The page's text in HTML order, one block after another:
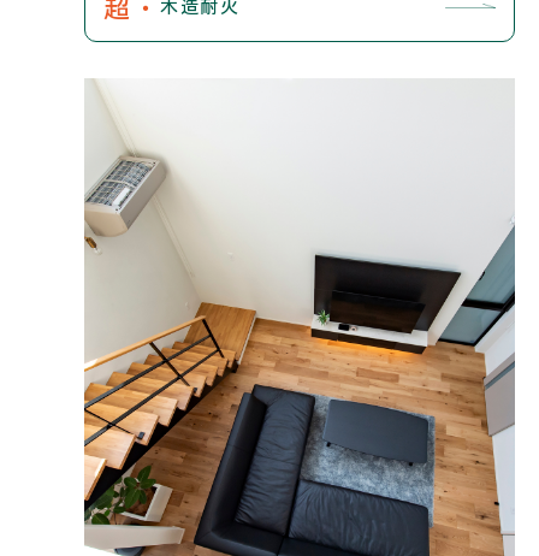
木造耐火